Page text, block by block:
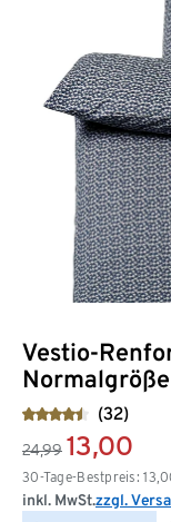
Vestio-
Normalgröße
(32)
24,99 13,00
30-Tage-Bestpreis:
inkl. MwSt.zzgl.